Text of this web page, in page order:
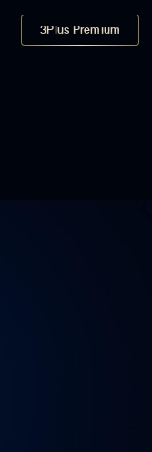
3Plus Premium